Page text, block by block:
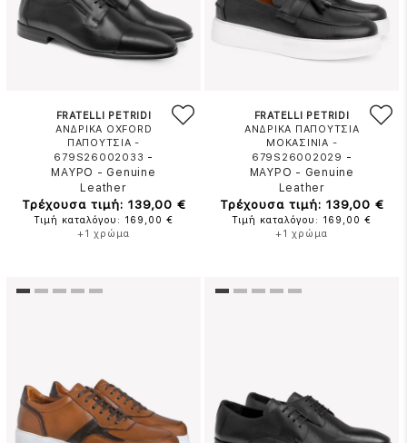
FRATELLI PETRIDI
ΑΝΔΡΙΚΑ OXFORD
ΠΑΠΟΥΤΣΙΑ -
679S26002033 -
ΜΑΥΡΟ - Genuine
Leather
Τρέχουσα τιμή: 139,00 €
Τιμή καταλόγου: 169,00 €
+1 χρώμα
FRATELLI PETRIDI
ΑΝΔΡΙΚΑ ΠΑΠΟΥΤΣΙΑ
ΜΟΚΑΣΙΝΙΑ -
679S26002029 -
ΜΑΥΡΟ - Genuine
Leather
Τρέχουσα τιμή: 139,00 €
Τιμή καταλόγου: 169,00 €
+1 χρώμα